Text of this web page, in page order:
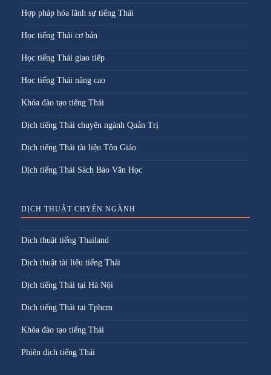
Hợp pháp hóa lãnh sự tiếng Thái
Học tiếng Thái cơ bản
Học tiếng Thái giao tiếp
Học tiếng Thái nâng cao
Khóa đào tạo tiếng Thái
Dịch tiếng Thái chuyên ngành Quản Trị
Dịch tiếng Thái tài liệu Tôn Giáo
Dịch tiếng Thái Sách Báo Văn Học
DỊCH THUẬT CHYÊN NGÀNH
Dịch thuật tiếng Thailand
Dịch thuật tài liệu tiếng Thái
Dịch tiếng Thái tại Hà Nội
Dịch tiếng Thái tại Tphcm
Khóa đào tạo tiếng Thái
Phiên dịch tiếng Thái